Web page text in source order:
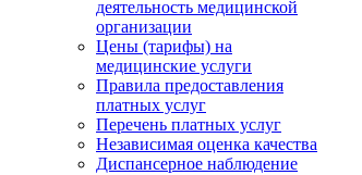
деятельность медицинской
организации
Цены (тарифы) на
медицинские услуги
Правила предоставления
платных услуг
Перечень платных услуг
Независимая оценка качества
Диспансерное наблюдение